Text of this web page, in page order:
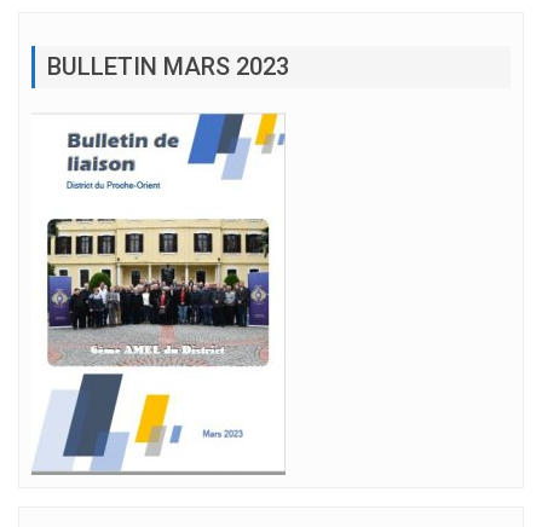
BULLETIN MARS 2023